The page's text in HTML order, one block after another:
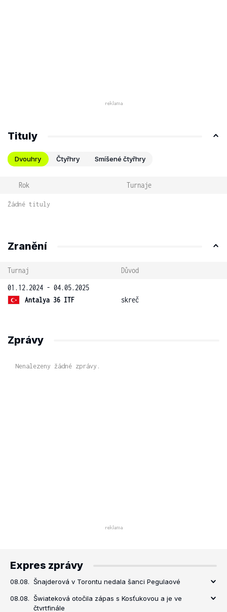
Tituly
Dvouhry Čtyřhry Smíšené čtyřhry
Rok Turnaje
Žádné tituly
Zranění
Turnaj
Důvod
01.12.2024 - 04.05.2025
Antalya 36 ITF
skreč
Zprávy
Nenalezeny žádné zprávy.
Expres zprávy
08.08. Šnajderová v Torontu nedala šanci Pegulaové
08.08. Šwiateková otočila zápas s Kosťukovou a je ve
čtvrtfinále